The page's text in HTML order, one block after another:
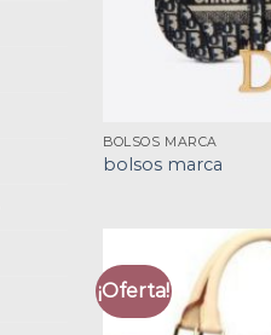
BOLSOS MARCA
bolsos marca
¡Oferta!